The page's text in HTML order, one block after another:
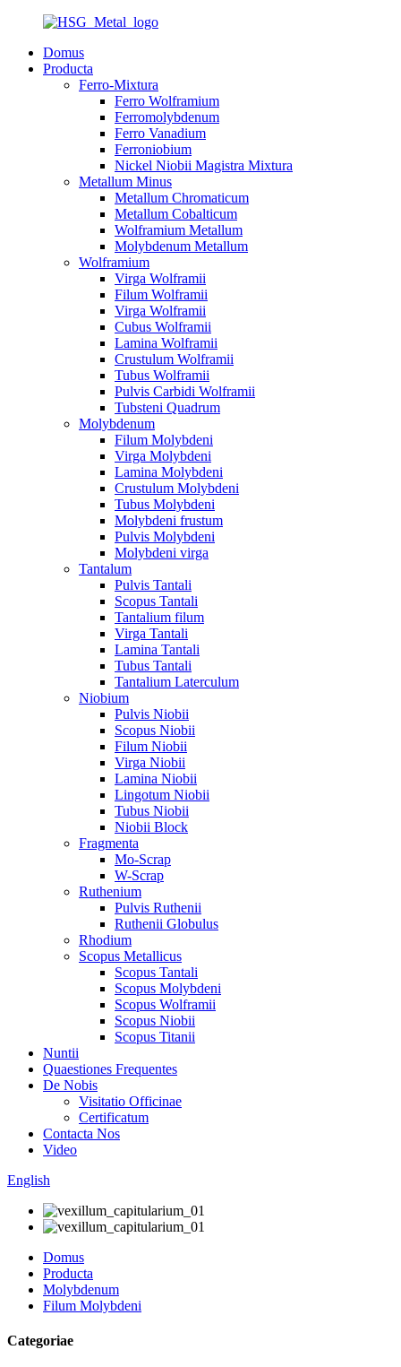
Domus
Producta
Ferro-Mixtura
Ferro Wolframium
Ferromolybdenum
Ferro Vanadium
Ferroniobium
Nickel Niobii Magistra Mixtura
Metallum Minus
Metallum Chromaticum
Metallum Cobalticum
Wolframium Metallum
Molybdenum Metallum
Wolframium
Virga Wolframii
Filum Wolframii
Virga Wolframii
Cubus Wolframii
Lamina Wolframii
Crustulum Wolframii
Tubus Wolframii
Pulvis Carbidi Wolframii
Tubsteni Quadrum
Molybdenum
Filum Molybdeni
Virga Molybdeni
Lamina Molybdeni
Crustulum Molybdeni
Tubus Molybdeni
Molybdeni frustum
Pulvis Molybdeni
Molybdeni virga
Tantalum
Pulvis Tantali
Scopus Tantali
Tantalium filum
Virga Tantali
Lamina Tantali
Tubus Tantali
Tantalium Laterculum
Niobium
Pulvis Niobii
Scopus Niobii
Filum Niobii
Virga Niobii
Lamina Niobii
Lingotum Niobii
Tubus Niobii
Niobii Block
Fragmenta
Mo-Scrap
W-Scrap
Ruthenium
Pulvis Ruthenii
Ruthenii Globulus
Rhodium
Scopus Metallicus
Scopus Tantali
Scopus Molybdeni
Scopus Wolframii
Scopus Niobii
Scopus Titanii
Nuntii
Quaestiones Frequentes
De Nobis
Visitatio Officinae
Certificatum
Contacta Nos
Video
English
Domus
Producta
Molybdenum
Filum Molybdeni
Categoriae